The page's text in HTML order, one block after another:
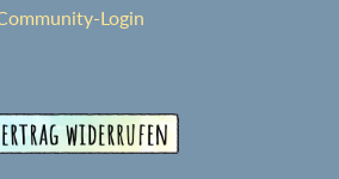
Login